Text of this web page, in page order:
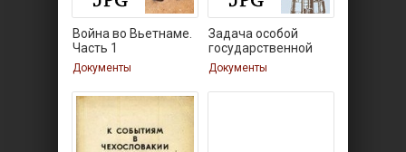
Война во Вьетнаме.
Часть 1
Документы
Задача особой
государственной
важности
Документы